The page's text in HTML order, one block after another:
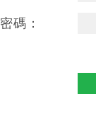
密碼：